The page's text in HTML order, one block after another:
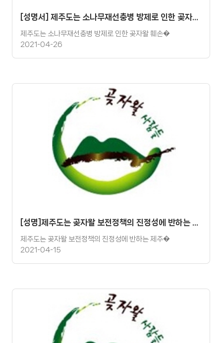
[성명서] 제주도는 소나무재선충병 방제로 인한 곶자왈 훼손의 근본적 대책 마련하라
제주도는 소나무재선충병 방제로 인한 곶자왈 훼손�
2021-04-26
[성명]제주도는 곶자왈 보전정책의 진정성에 반하는 제주자연체험파크 조성사업 추진을 중단하라.
제주도는 곶자왈 보전정책의 진정성에 반하는 제주�
2021-04-15